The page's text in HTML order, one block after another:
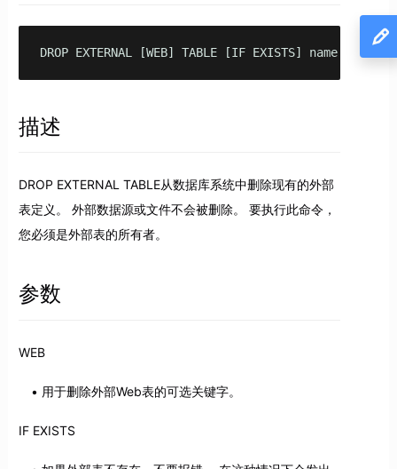
DROP EXTERNAL [WEB] TABLE [IF EXISTS] name
描述
DROP EXTERNAL TABLE从数据库系统中删除现有的外部
表定义。 外部数据源或文件不会被删除。 要执行此命令，
您必须是外部表的所有者。
参数
WEB
用于删除外部Web表的可选关键字。
IF EXISTS